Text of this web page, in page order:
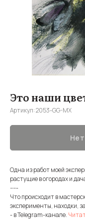
Это наши
Артикул:2053-GG-MX
Одна из работ моей
растущие в огородах и
-----
Что происходит в
эксперименты, находки,
- в Telegram-канале.